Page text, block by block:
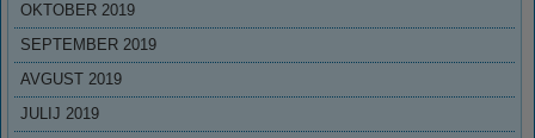
OKTOBER 2019
SEPTEMBER 2019
AVGUST 2019
JULIJ 2019